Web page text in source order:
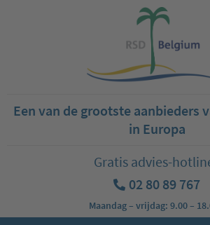
Een van de grootste aanbieders
in Europa
Gratis advies-
02 80 89 767
Maandag – vrijdag: 9.00 –